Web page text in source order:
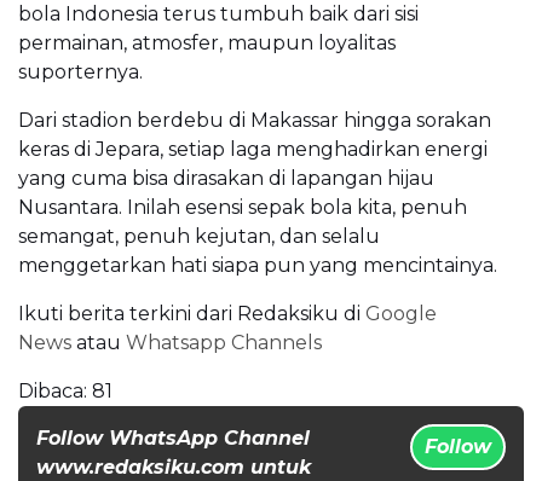
bola Indonesia terus tumbuh baik dari sisi
permainan, atmosfer, maupun loyalitas
suporternya.
Dari stadion berdebu di Makassar hingga sorakan
keras di Jepara, setiap laga menghadirkan energi
yang cuma bisa dirasakan di lapangan hijau
Nusantara. Inilah esensi sepak bola kita, penuh
semangat, penuh kejutan, dan selalu
menggetarkan hati siapa pun yang mencintainya.
Ikuti berita terkini dari Redaksiku di Google
News atau Whatsapp Channels
Dibaca: 81
Follow WhatsApp Channel
www.redaksiku.com untuk
Follow